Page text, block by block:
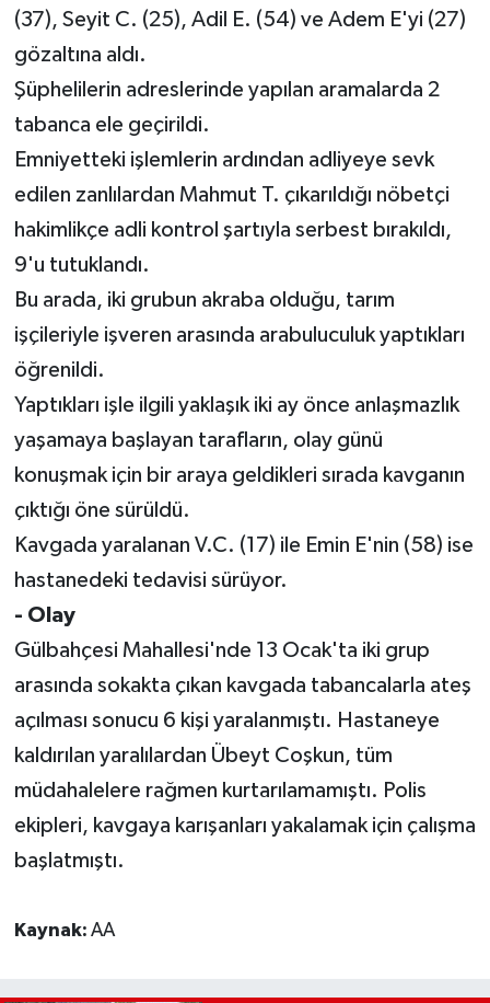
(37), Seyit C. (25), Adil E. (54) ve Adem E'yi (27)
gözaltına aldı.
Şüphelilerin adreslerinde yapılan aramalarda 2
tabanca ele geçirildi.
Emniyetteki işlemlerin ardından adliyeye sevk
edilen zanlılardan Mahmut T. çıkarıldığı nöbetçi
hakimlikçe adli kontrol şartıyla serbest bırakıldı,
9'u tutuklandı.
Bu arada, iki grubun akraba olduğu, tarım
işçileriyle işveren arasında arabuluculuk yaptıkları
öğrenildi.
Yaptıkları işle ilgili yaklaşık iki ay önce anlaşmazlık
yaşamaya başlayan tarafların, olay günü
konuşmak için bir araya geldikleri sırada kavganın
çıktığı öne sürüldü.
Kavgada yaralanan V.C. (17) ile Emin E'nin (58) ise
hastanedeki tedavisi sürüyor.
- Olay
Gülbahçesi Mahallesi'nde 13 Ocak'ta iki grup
arasında sokakta çıkan kavgada tabancalarla ateş
açılması sonucu 6 kişi yaralanmıştı. Hastaneye
kaldırılan yaralılardan Übeyt Coşkun, tüm
müdahalelere rağmen kurtarılamamıştı. Polis
ekipleri, kavgaya karışanları yakalamak için çalışma
başlatmıştı.
Kaynak: AA